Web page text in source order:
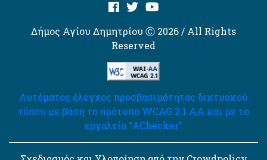
Δήμος Αγίου Δημητρίου Ⓒ 2026 / All Rights
Reserved
Αυτόματος έλεγχος προσβασιμότητας δικτυακού
τόπου με βάση το πρότυπο WCAG 2.1 AA και με το
εργαλείο “AChecker”